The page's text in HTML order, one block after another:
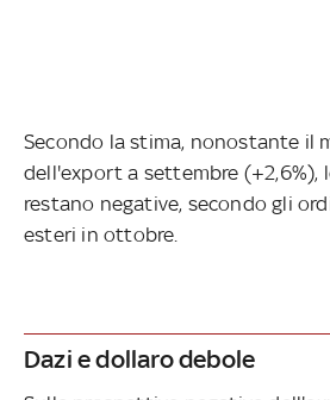
Secondo la stima, nonostante il
dell'export a settembre (+2,6%),
restano negative, secondo gli
esteri in ottobre.
Dazi e dollaro debole